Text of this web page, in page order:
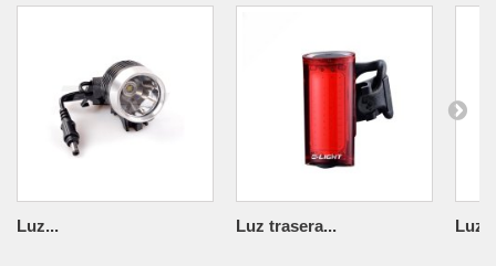
Luz... Luz trasera... Luz...